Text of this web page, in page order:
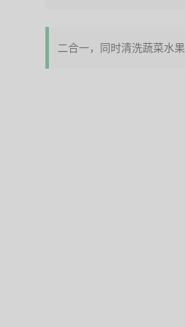
二合一，同时清洗蔬菜水果